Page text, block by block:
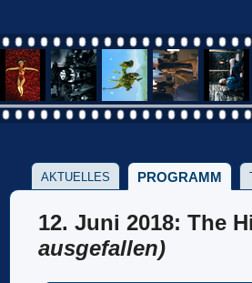
AKTUELLES PROGRAMM
12. Juni 2018: The
ausgefallen)